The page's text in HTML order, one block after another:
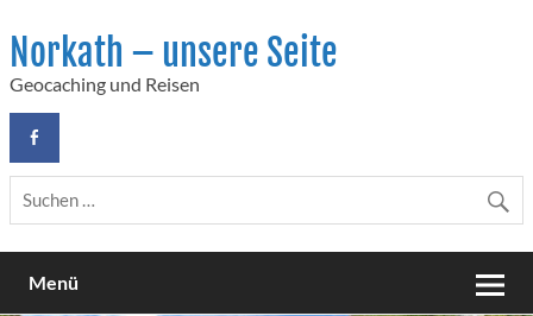
content
Norkath – unsere Seite
Geocaching und Reisen
Menü